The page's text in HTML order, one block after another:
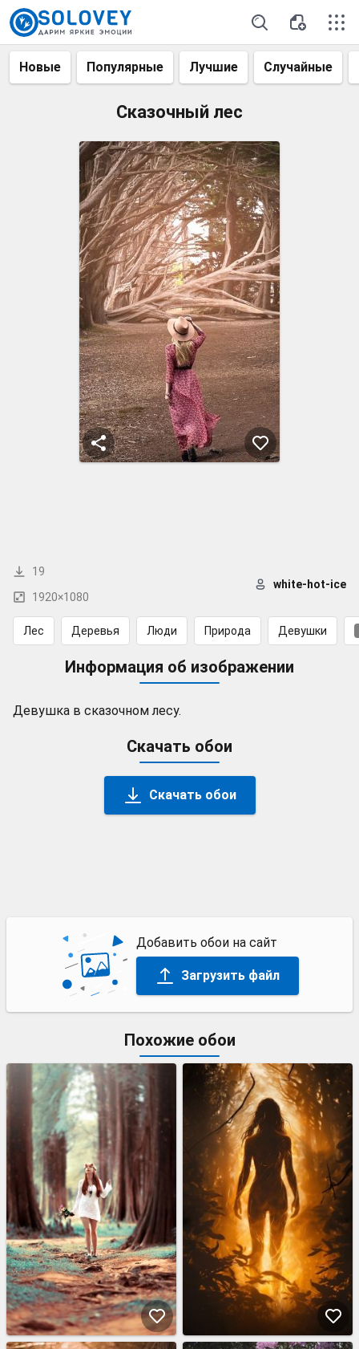
Новые Популярные Лучшие Случайные
Сказочный лес
19
1920×1080
white-hot-ice
Лес Деревья Люди Природа Девушки
Информация об изображении
Девушка в сказочном лесу.
Скачать обои
Скачать обои
Добавить обои на сайт
Загрузить файл
Похожие обои